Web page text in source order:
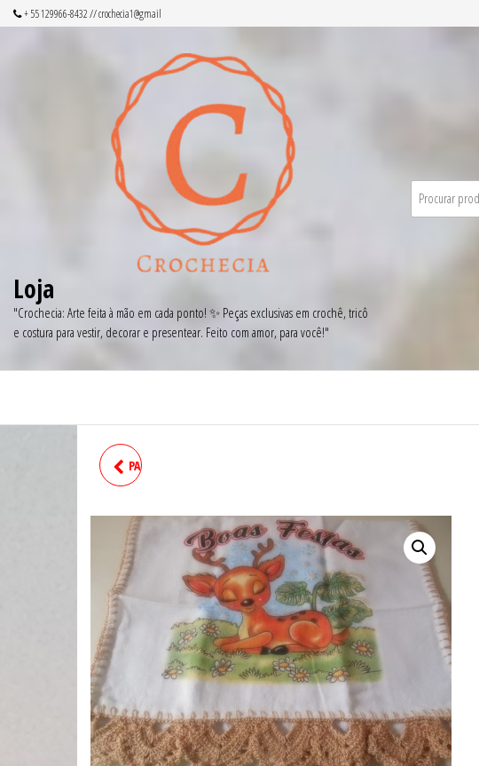
Pular+ 55 129966-8432 // crochecia1@gmail
Loja
"Crochecia: Arte feita à mão em cada ponto! ✨ Peças exclusivas em crochê, tricô
e costura para vestir, decorar e presentear. Feito com amor, para você!"
PANO DE PRATO RUSTICO ID